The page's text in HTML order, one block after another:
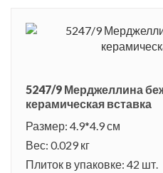
5247/9 Мерджеллина
керамическая вставка
Размер: 4.9*4.9 см
Вес: 0.029 кг
Плиток в упаковке: 42 шт.